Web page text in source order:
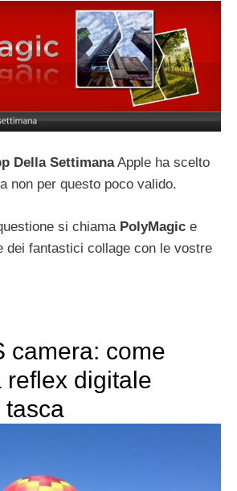
Della SettimanaApple ha scelto
non per questo poco valido.
si chiama PolyMagic e
dei fantastici collage con le vostre
camera: come
reflex digitale
tasca